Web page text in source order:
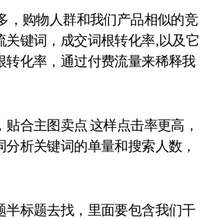
，购物人群和我们产品相似的竞
键词，成交词根转化率,以及它
化率，通过付费流量来稀释我
合主图卖点 这样点击率更高，
析关键词的单量和搜索人数，
标题去找，里面要包含我们干